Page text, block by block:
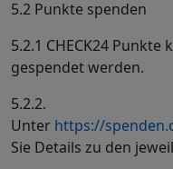
5.2 Punkte spenden
5.2.1 CHECK24
gespendet werden.
5.2.2.
Unter https://
Sie Details zu den